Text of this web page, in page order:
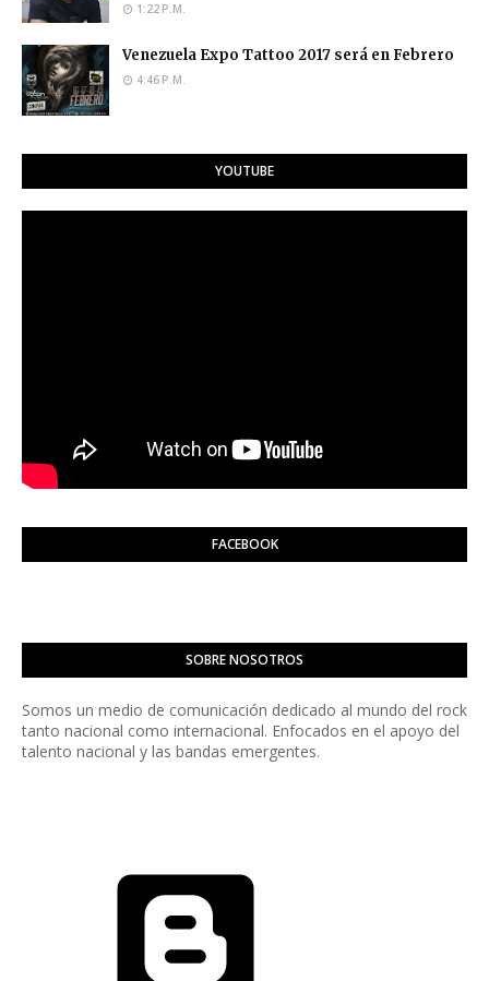
1:22 P.M.
Venezuela Expo Tattoo 2017 será en Febrero
4:46 P.M.
YOUTUBE
FACEBOOK
SOBRE NOSOTROS
Somos un medio de comunicación dedicado al mundo del rock
tanto nacional como internacional. Enfocados en el apoyo del
talento nacional y las bandas emergentes.